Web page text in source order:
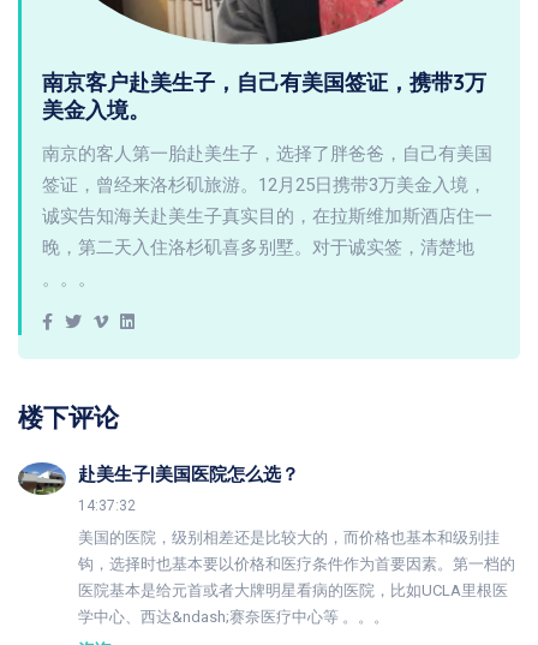
南京客户赴美生子，自己有美国签证，携带3万
美金入境。
南京的客人第一胎赴美生子，选择了胖爸爸，自己有美国
签证，曾经来洛杉矶旅游。12月25日携带3万美金入境，
诚实告知海关赴美生子真实目的，在拉斯维加斯酒店住一
晚，第二天入住洛杉矶喜多别墅。对于诚实签，清楚地
。。。
楼下评论
赴美生子|美国医院怎么选？
14:37:32
美国的医院，级别相差还是比较大的，而价格也基本和级别挂
钩，选择时也基本要以价格和医疗条件作为首要因素。第一档的
医院基本是给元首或者大牌明星看病的医院，比如UCLA里根医
学中心、西达&ndash;赛奈医疗中心等 。。。